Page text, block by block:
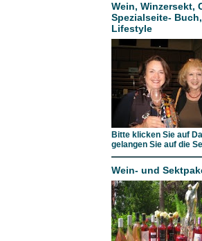
Wein, Winzersekt,
Spezialseite-
Lifestyle
Bitte klicken Sie auf
gelangen Sie auf die
Wein- und